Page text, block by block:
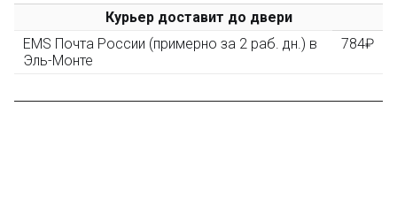
Пришлите фото поэтапной сборки купленного
конструктора и получите дополнительную скидку
10% при покупке следующего набора (не дороже 10
Курьер доставит до двери
EMS Почта России (примерно за 2 раб. дн.) в
Эль-Монте
784₽